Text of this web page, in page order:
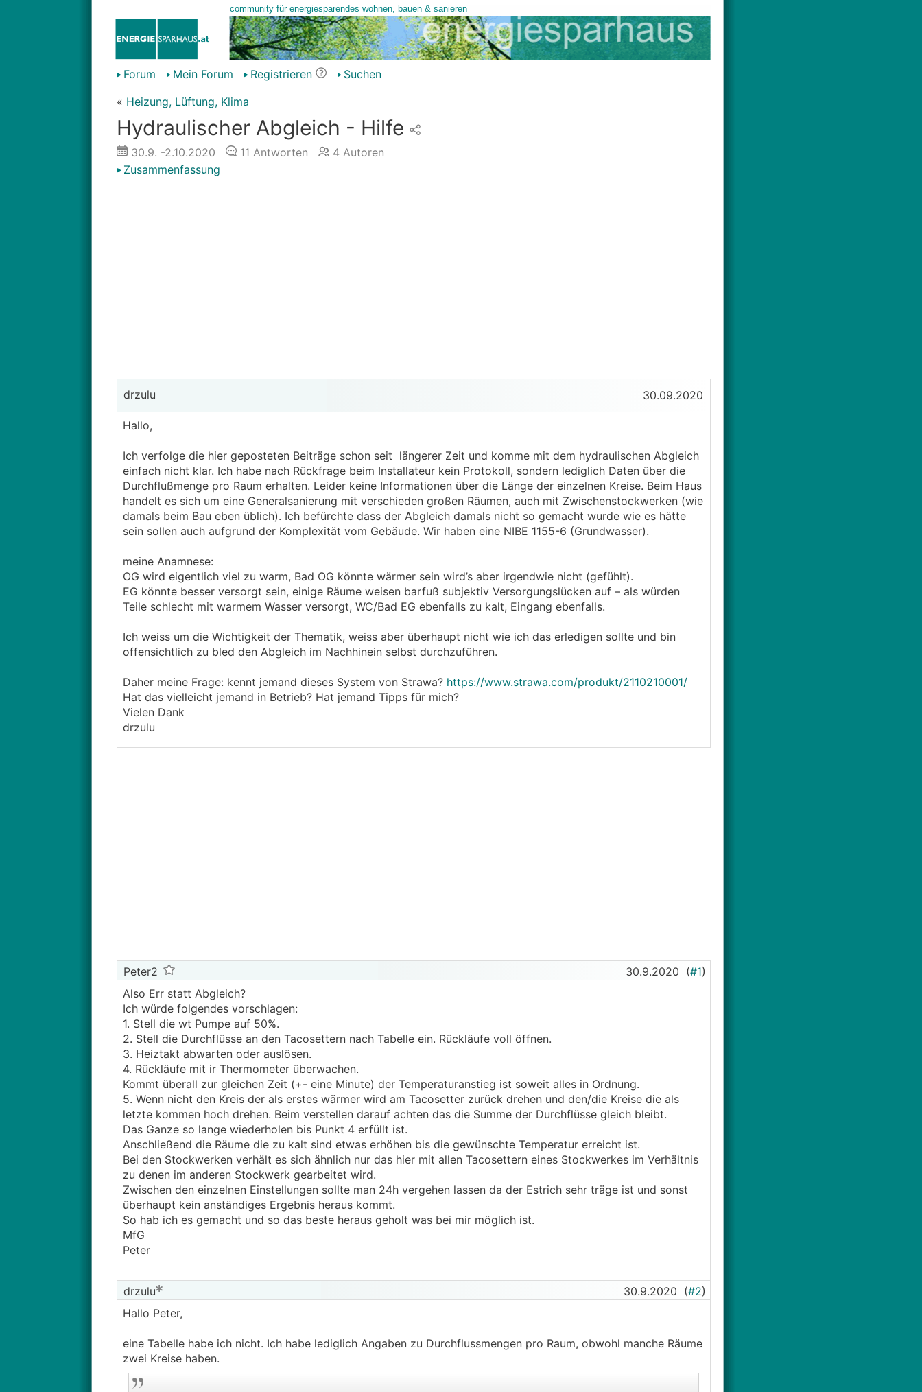
Forum Mein Forum Registrieren
Suchen
« Heizung, Lüftung, Klima
Hydraulischer Abgleich - Hilfe
30.9. -2.10.2020 11 Antworten 4Autoren
Zusammenfassung
drzulu 30.09.2020
Hallo,
Ich verfolge die hier geposteten Beiträge schon seit längerer Zeit und komme mit dem hydraulischen Abgleich
einfach nicht klar. Ich habe nach Rückfrage beim Installateur kein Protokoll, sondern lediglich Daten über die
Durchflußmenge pro Raum erhalten. Leider keine Informationen über die Länge der einzelnen Kreise. Beim Haus
handelt es sich um eine Generalsanierung mit verschieden großen Räumen, auch mit Zwischenstockwerken (wie
damals beim Bau eben üblich). Ich befürchte dass der Abgleich damals nicht so gemacht wurde wie es hätte
sein sollen auch aufgrund der Komplexität vom Gebäude. Wir haben eine NIBE 1155-6 (Grundwasser).
meine Anamnese:
OG wird eigentlich viel zu warm, Bad OG könnte wärmer sein wird’s aber irgendwie nicht (gefühlt).
EG könnte besser versorgt sein, einige Räume weisen barfuß subjektiv Versorgungslücken auf – als würden
Teile schlecht mit warmem Wasser versorgt, WC/Bad EG ebenfalls zu kalt, Eingang ebenfalls.
Ich weiss um die Wichtigkeit der Thematik, weiss aber überhaupt nicht wie ich das erledigen sollte und bin
offensichtlich zu bled den Abgleich im Nachhinein selbst durchzuführen.
Daher meine Frage: kennt jemand dieses System von Strawa? https://www.strawa.com/produkt/2110210001/
Hat das vielleicht jemand in Betrieb? Hat jemand Tipps für mich?
Vielen Dank
drzulu
Peter2 30.9.2020 (#1)
Also Err statt Abgleich?
Ich würde folgendes vorschlagen:
1. Stell die wt Pumpe auf 50%.
2. Stell die Durchflüsse an den Tacosettern nach Tabelle ein. Rückläufe voll öffnen.
3. Heiztakt abwarten oder auslösen.
4. Rückläufe mit ir Thermometer überwachen.
Kommt überall zur gleichen Zeit (+- eine Minute) der Temperaturanstieg ist soweit alles in Ordnung.
5. Wenn nicht den Kreis der als erstes wärmer wird am Tacosetter zurück drehen und den/die Kreise die als
letzte kommen hoch drehen. Beim verstellen darauf achten das die Summe der Durchflüsse gleich bleibt.
Das Ganze so lange wiederholen bis Punkt 4 erfüllt ist.
Anschließend die Räume die zu kalt sind etwas erhöhen bis die gewünschte Temperatur erreicht ist.
Bei den Stockwerken verhält es sich ähnlich nur das hier mit allen Tacosettern eines Stockwerkes im Verhältnis
zu denen im anderen Stockwerk gearbeitet wird.
Zwischen den einzelnen Einstellungen sollte man 24h vergehen lassen da der Estrich sehr träge ist und sonst
überhaupt kein anständiges Ergebnis heraus kommt.
So hab ich es gemacht und so das beste heraus geholt was bei mir möglich ist.
MfG
Peter
drzulu 30.9.2020 (#2)
Hallo Peter,
eine Tabelle habe ich nicht. Ich habe lediglich Angaben zu Durchflussmengen pro Raum, obwohl manche Räume
zwei Kreise haben.